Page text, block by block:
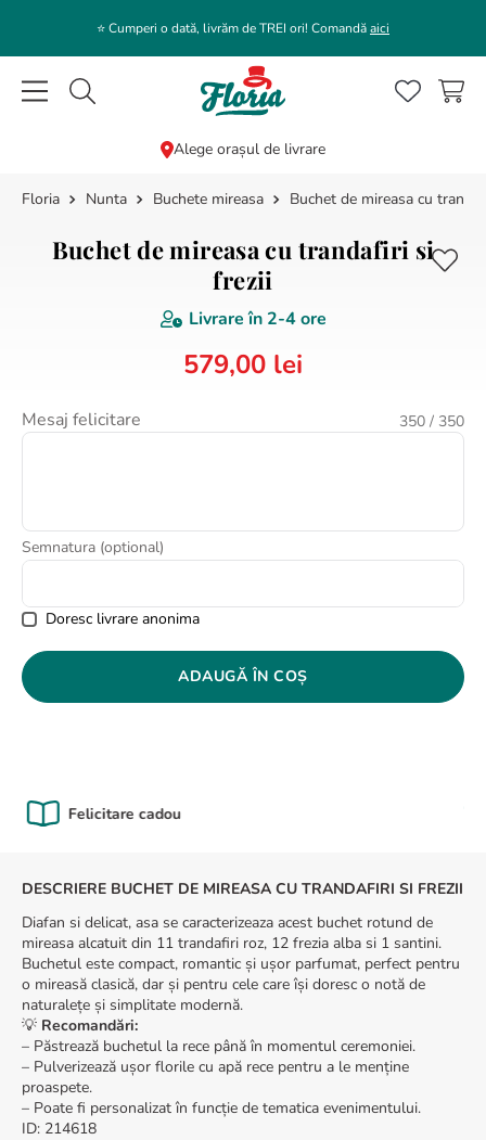
⭐️ Cumperi o dată, livrăm de TREI ori! Comandăaici
Caută flori, plante, cadouri...
Alege orașul de livrare
Nunta Buchete mireasa Buchet de mireasa cu
Buchet de mireasa cu trandafiri si
frezii
Livrare în 2-4 ore
579,00 lei
Mesaj felicitare 350 / 350
Semnatura (optional)
Doresc livrare anonima
ADAUGĂ ÎN COȘ
DESCRIERE BUCHET DE MIREASA CU TRANDAFIRI SI FREZII
Diafan si delicat, asa se caracterizeaza acest buchet rotund de
mireasa alcatuit din 11 trandafiri roz, 12 frezia alba si 1 santini.
Buchetul este compact, romantic și ușor parfumat, perfect pentru
o mireasă clasică, dar și pentru cele care își doresc o notă de
naturalețe și simplitate modernă.
💡 Recomandări:
– Păstrează buchetul la rece până în momentul ceremoniei.
– Pulverizează ușor florile cu apă rece pentru a le menține
proaspete.
– Poate fi personalizat în funcție de tematica evenimentului.
ID: 214618
CĂUTĂRI POPULARE
6.
hortensie
9.
trandafiri albi